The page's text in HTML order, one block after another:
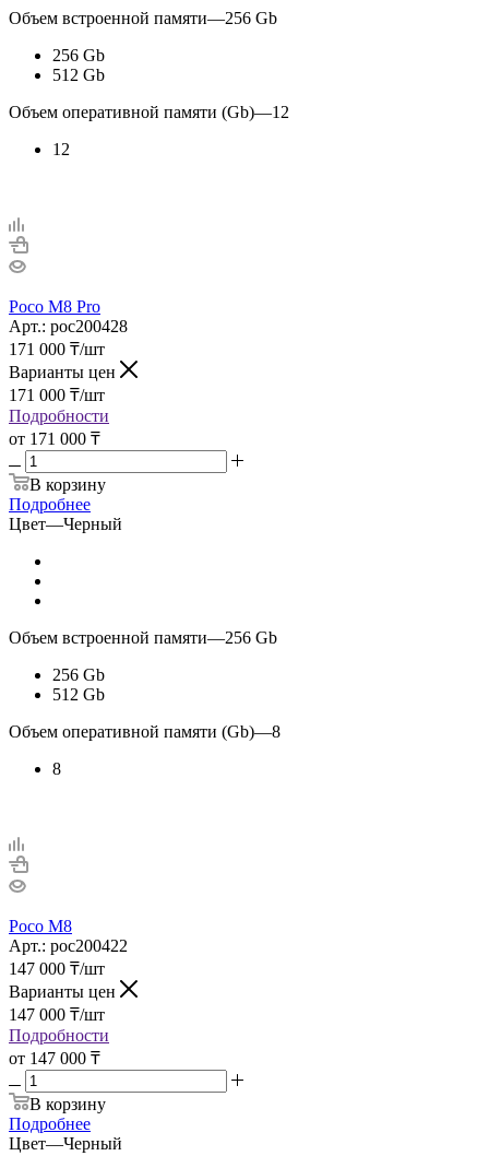
Объем встроенной памяти—256 Gb
256 Gb
512 Gb
Объем оперативной памяти (Gb)—12
12
Poco M8 Pro
Арт.: poc200428
171 000 ₸/шт
Варианты цен
171 000 ₸/шт
Подробности
от 171 000 ₸
В корзину
Подробнее
Цвет—Черный
Объем встроенной памяти—256 Gb
256 Gb
512 Gb
Объем оперативной памяти (Gb)—8
8
Poco M8
Арт.: poc200422
147 000 ₸/шт
Варианты цен
147 000 ₸/шт
Подробности
от 147 000 ₸
В корзину
Подробнее
Цвет—Черный